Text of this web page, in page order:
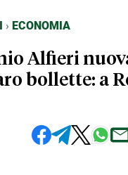
DEONTOLOGICHE
e CONDIZIONI
ECONOMIA
Alfieri
bollette: a